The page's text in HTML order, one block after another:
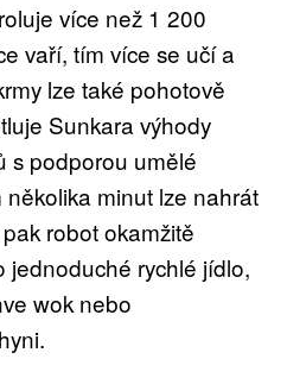
více než 1 200
vaří, tím více se učí a
lze také pohotově
Sunkara výhody
s podporou umělé
minut lze nahrát
robot okamžitě
jednoduché rychlé jídlo,
wok nebo